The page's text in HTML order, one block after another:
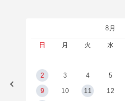
8月
日 月 火 水
2 3 4 5
9 10 11 12